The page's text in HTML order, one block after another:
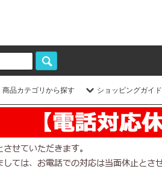
商品カテゴリから探す ショッピングガイド